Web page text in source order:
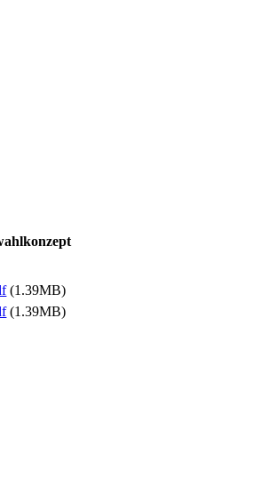
(1.39MB)
(1.39MB)